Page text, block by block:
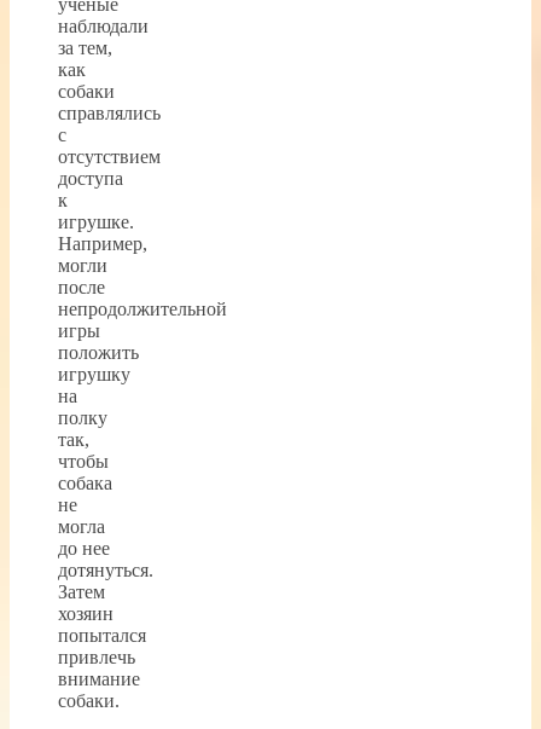
наблюдали
за тем,
как
собаки
справлялись
с
отсутствием
доступа
к
игрушке.
Например,
могли
после
непродолжительной
игры
положить
игрушку
на
полку
так,
чтобы
собака
не
могла
до нее
дотянуться.
Затем
хозяин
попытался
привлечь
внимание
собаки.